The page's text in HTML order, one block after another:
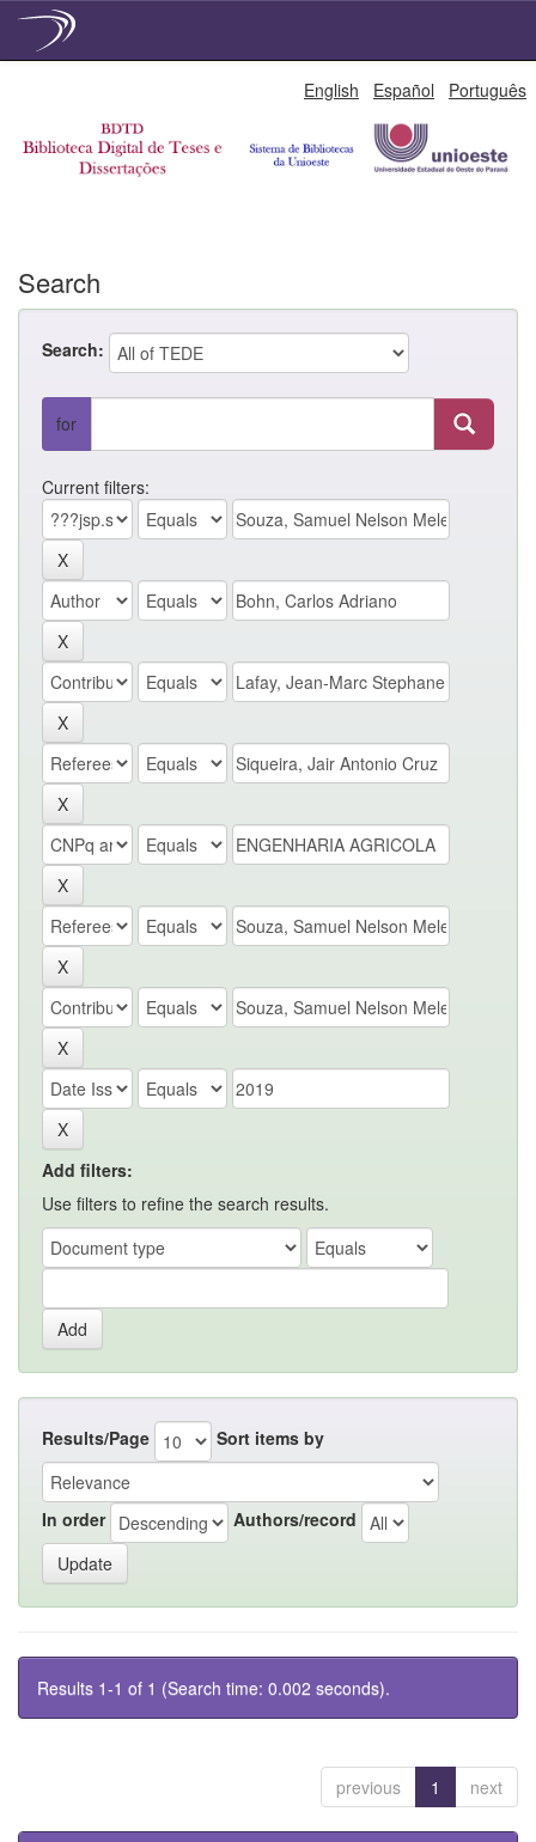
English Español Português
Search
Search:
for
Current filters:
Add filters:
Use filters to refine the search results.
Results/Page Sort items by
In order Authors/record
Results 1-1 of 1 (Search time: 0.002 seconds).
previous 1 next